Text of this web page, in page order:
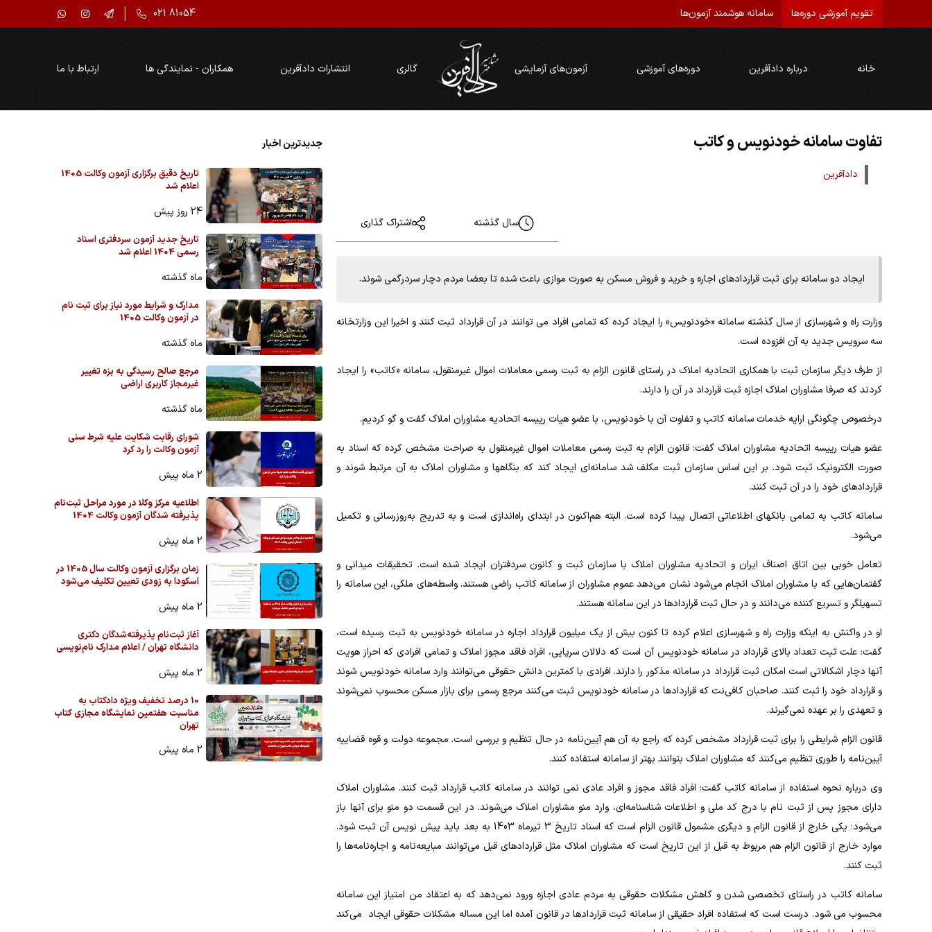
تقویم آموزشی دوره‌ها سامانه هوشمند آزمون‌ها 021 81054
خانه درباره دادآفرین دوره‌های آموزشی آزمون‌های آزمایشی گالری انتشارات دادآفرین همکاران - نمایندگی ها ارتباط با ما
تفاوت سامانه خودنویس و کاتب
دادآفرین
سال گذشته اشتراک گذاری
ایجاد دو سامانه برای ثبت قراردادهای اجاره و خرید و فروش مسکن به صورت موازی باعث شده تا بعضا مردم دچار سردرگمی شوند.
وزارت راه و شهرسازی از سال گذشته سامانه «خودنویس» را ایجاد کرده که تمامی افراد می توانند در آن قرارداد ثبت کنند و اخیرا این وزارتخانه
سه سرویس جدید به آن افزوده است.
از طرف دیگر سازمان ثبت با همکاری اتحادیه املاک در راستای قانون الزام به ثبت رسمی معاملات اموال غیرمنقول، سامانه «کاتب» را ایجاد
کردند که صرفا مشاوران املاک اجازه ثبت قرارداد در آن را دارند.
درخصوص چگونگی ارایه خدمات سامانه کاتب و تفاوت آن با خودنویس، با عضو هیات رییسه اتحادیه مشاوران املاک گفت و گو کردیم.
عضو هیات رییسه اتحادیه مشاوران املاک گفت: قانون الزام به ثبت رسمی معاملات اموال غیرمنقول به صراحت مشخص کرده که اسناد به
صورت الکترونیک ثبت شود. بر این اساس سازمان ثبت مکلف شد سامانه‌ای ایجاد کند که بنگاهها و مشاوران املاک به آن مرتبط شوند و
قراردادهای خود را در آن ثبت کنند.
سامانه کاتب به تمامی بانکهای اطلاعاتی اتصال پیدا کرده است. البته هم‌اکنون در ابتدای راه‌اندازی است و به تدریج به‌روزرسانی و تکمیل
می‌شود.
تعامل خوبی بین اتاق اصناف ایران و اتحادیه مشاوران املاک با سازمان ثبت و کانون سردفتران ایجاد شده است. تحقیقات میدانی و
گفتمان‌هایی که با مشاوران املاک انجام می‌شود نشان می‌دهد عموم مشاوران از سامانه کاتب راضی هستند. واسطه‌های ملکی، این سامانه را
تسهیلگر و تسریع کننده می‌دانند و در حال ثبت قراردادها در این سامانه هستند.
او در واکنش به اینکه وزارت راه و شهرسازی اعلام کرده تا کنون بیش از یک میلیون قرارداد اجاره در سامانه خودنویس به ثبت رسیده است،
گفت: علت ثبت تعداد بالای قرارداد در سامانه خودنویس آن است که دلالان سرپایی، افراد فاقد مجوز املاک و تمامی افرادی که احراز هویت
آنها دچار اشکالاتی است امکان ثبت قرارداد در سامانه مذکور را دارند. افرادی با کمترین دانش حقوقی می‌توانند وارد سامانه خودنویس شوند
و قرارداد خود را ثبت کنند. صاحبان کافی‌نت که قراردادها در سامانه خودنویس ثبت می‌کنند مرجع رسمی برای بازار مسکن محسوب نمی‌شوند
و تعهدی را بر عهده نمی‌گیرند.
قانون الزام شرایطی را برای ثبت قرارداد مشخص کرده که راجع به آن هم آیین‌نامه در حال تنظیم و بررسی است. مجموعه دولت و قوه قضاییه
آیین‌نامه را طوری تنظیم می‌کنند که مشاوران املاک بتوانند بهتر از سامانه استفاده کنند.
وی درباره نحوه استفاده از سامانه کاتب گفت: افراد فاقد مجوز و افراد عادی نمی توانند در سامانه کاتب قرارداد ثبت کنند. مشاوران املاک
دارای مجوز پس از ثبت نام با درج کد ملی و اطلاعات شناسنامه‌ای، وارد منو مشاوران املاک می‌شوند. در این قسمت دو منو برای آنها باز
می‌شود؛ یکی خارج از قانون الزام و دیگری مشمول قانون الزام است که اسناد تاریخ 3 تیرماه 1403 به بعد باید پیش نویس آن ثبت شود.
موارد خارج از قانون الزام هم مربوط به قبل از این تاریخ است که مشاوران املاک مثل قراردادهای قبل می‌توانند مبایعه‌نامه و اجاره‌نامه‌ها را
ثبت کنند.
سامانه کاتب در راستای تخصصی شدن و کاهش مشکلات حقوقی به مردم عادی اجازه ورود نمی‌دهد که به اعتقاد من امتیاز این سامانه
محسوب می شود. درست است که استفاده افراد حقیقی از سامانه ثبت قراردادها در قانون آمده اما این مساله مشکلات حقوقی ایجاد می‌کند
جدیدترین اخبار
تاریخ دقیق برگزاری آزمون وکالت 1405
اعلام شد
24 روز پیش
تاریخ جدید آزمون سردفتری اسناد
رسمی 1404 اعلام شد
ماه گذشته
مدارک و شرایط مورد نیاز برای ثبت نام
در آزمون وکالت 1405
ماه گذشته
مرجع صالح رسیدگی به بزه تغییر
غیرمجاز کاربری اراضی
ماه گذشته
شورای رقابت شکایت علیه شرط سنی
آزمون وکالت را رد کرد
2 ماه پیش
اطلاعیه مرکز وکلا در مورد مراحل ثبت‌نام
پذیرفته شدگان آزمون وکالت 1404
2 ماه پیش
زمان برگزاری آزمون وکالت سال 1405 در
اسکودا به زودی تعیین تکلیف می‌شود
2 ماه پیش
آغاز ثبت‌نام پذیرفته‌شدگان دکتری
دانشگاه تهران / اعلام مدارک نام‌نویسی
2 ماه پیش
10 درصد تخفیف ویژه دادکتاب به
مناسبت هفتمین نمایشگاه مجازی کتاب
تهران
2 ماه پیش